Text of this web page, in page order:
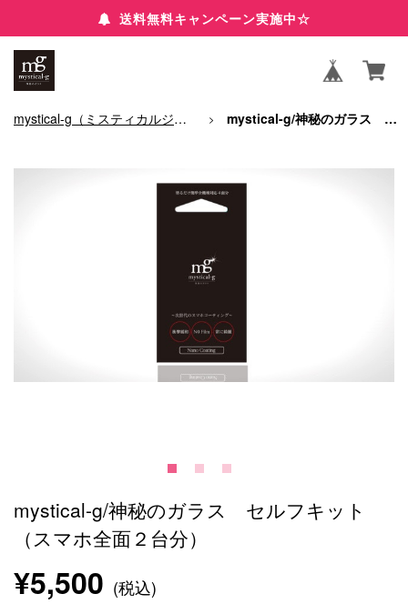
送料無料キャンペーン実施中☆
mystical-g（ミスティカルジー）/神秘のガラス（スマホガラスコーティング）トップ mystical-g/神秘のガラス セルフキット（スマホ全面２台分）
mystical-g/神秘のガラス セルフキット
（スマホ全面２台分）
¥5,500 (税込)